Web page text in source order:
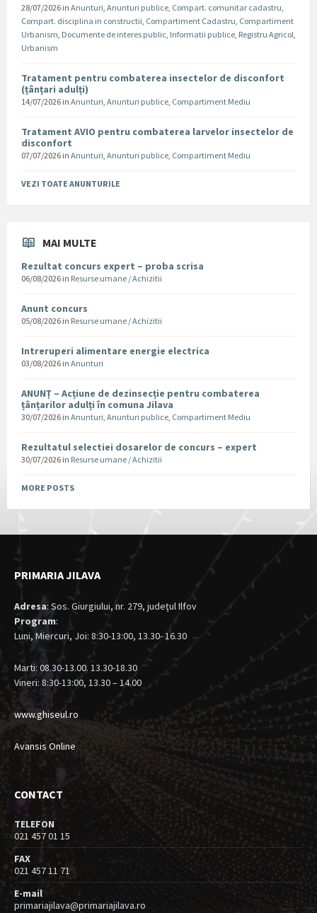
28/07/2026 in Anunturi, Anunturi publice, Compart. comunitar cadastru,
Compart. disciplina in constructii, Compartiment Cadastru, Compartiment
Urbanism, Documente de interes public, Informatii publice, Registru Agricol,
Urbanism
Tratament pentru combaterea insectelor de disconfort
(țânțari adulți)
14/07/2026 in Anunturi, Anunturi publice, Compartiment Mediu
Tratament AVIO pentru combaterea larvelor insectelor de
disconfort
07/07/2026 in Anunturi, Anunturi publice, Compartiment Mediu
VEZI TOATE ANUNTURILE
MAI MULTE
Rezultat concurs expert – proba scrisa
06/08/2026 in Resurse umane / Achizitii
Anunt concurs
05/08/2026 in Resurse umane / Achizitii
Intreruperi alimentare energie electrica
03/08/2026 in Anunturi
ANUNȚ – Acțiune de dezinsecție pentru combaterea
țânțarilor adulți în comuna Jilava
30/07/2026 in Anunturi, Anunturi publice, Compartiment Mediu
Rezultatul selectiei dosarelor de concurs – expert
30/07/2026 in Resurse umane / Achizitii
MORE POSTS
PRIMARIA JILAVA
Adresa: Sos. Giurgiului, nr. 279, judeţul Ilfov
Program:
Luni, Miercuri, Joi: 8:30-13:00, 13.30- 16.30
Marti: 08.30-13.00. 13.30-18.30
Vineri: 8:30-13:00, 13.30 – 14.00
www.ghiseul.ro
Avansis Online
CONTACT
TELEFON
021 457 01 15
FAX
021 457 11 71
E-mail
primariajilava@primariajilava.ro